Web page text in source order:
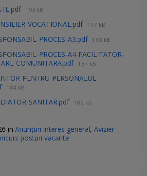
193 kB
VOCATIONAL.pdf 197 kB
PROCES-A3.pdf 188 kB
PROCES-A4-FACILITATOR-
COMUNITARA.pdf 187 kB
PENTRU-PERSONALUL-
184 kB
SANITAR.pdf 185 kB
in Anunțuri interes general, Avizier
posturi vacante